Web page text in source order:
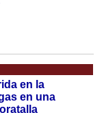
en la
en una